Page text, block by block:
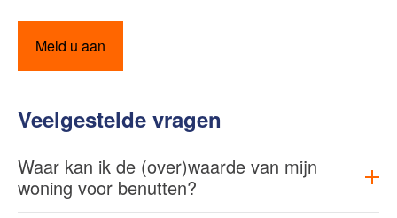
Meld u aan
Veelgestelde vragen
Waar kan ik de (over)waarde van mijn
woning voor benutten?